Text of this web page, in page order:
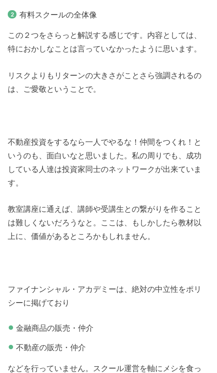
有料スクールの全体像
この２つをさらっと解説する感じです。内容としては、
特におかしなことは言っていなかったように思います。
リスクよりもリターンの大きさがことさら強調されるの
は、ご愛敬ということで。
不動産投資をするなら一人でやるな！仲間をつくれ！と
いうのも、面白いなと思いました。私の周りでも、成功
している人達は投資家同士のネットワークが出来ていま
す。
教室講座に通えば、講師や受講生との繋がりを作ること
は難しくないだろうなと。ここは、もしかしたら教材以
上に、価値があるところかもしれません。
ファイナンシャル・アカデミーは、絶対の中立性をポリ
シーに掲げており
金融商品の販売・仲介
不動産の販売・仲介
などを行っていません。スクール運営を軸にメシを食っ